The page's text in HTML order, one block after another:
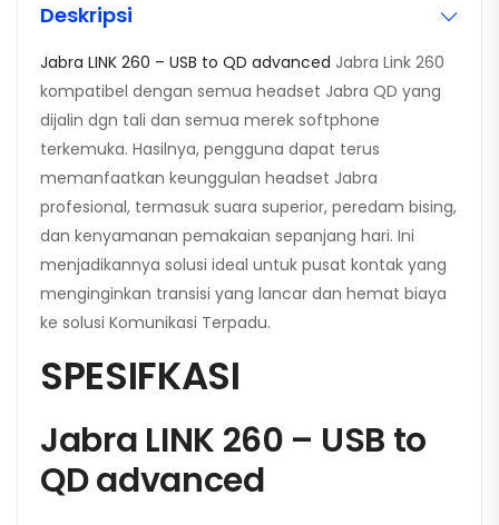
Deskripsi
Jabra LINK 260 – USB to QD advanced Jabra Link 260
kompatibel dengan semua headset Jabra QD yang
dijalin dgn tali dan semua merek softphone
terkemuka. Hasilnya, pengguna dapat terus
memanfaatkan keunggulan headset Jabra
profesional, termasuk suara superior, peredam bising,
dan kenyamanan pemakaian sepanjang hari. Ini
menjadikannya solusi ideal untuk pusat kontak yang
menginginkan transisi yang lancar dan hemat biaya
ke solusi Komunikasi Terpadu.
SPESIFKASI
Jabra LINK 260 – USB to
QD advanced